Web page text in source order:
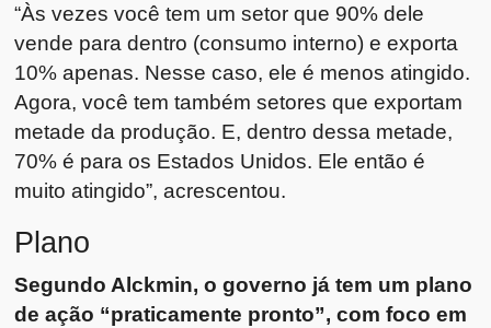
“Às vezes você tem um setor que 90% dele
vende para dentro (consumo interno) e exporta
10% apenas. Nesse caso, ele é menos atingido.
Agora, você tem também setores que exportam
metade da produção. E, dentro dessa metade,
70% é para os Estados Unidos. Ele então é
muito atingido”, acrescentou.
Plano
Segundo Alckmin, o governo já tem um plano
de ação “praticamente pronto”, com foco em